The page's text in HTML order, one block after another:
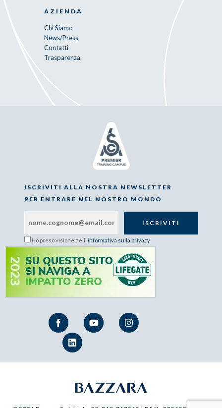
AZIENDA
Chi Siamo
News/Press
Contatti
Trasparenza
ISCRIVITI ALLA NOSTRA NEWSLETTER
PER ENTRARE NEL NOSTRO MONDO
Ho preso visione dell' informativa sulla privacy